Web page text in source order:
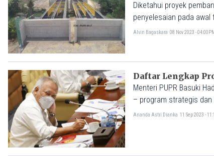
Diketahui proyek
penyelesaian pada awal
Alvin Bagaskara 08 Nov 2023 - 04:00PM
Daftar Lengkap
Menteri PUPR Basuki
– program strategis
Ananda Astri Dianka 11 Sep 2023 -